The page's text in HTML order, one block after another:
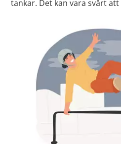
tankar. Det kan vara svårt
stöd för att må bättre.